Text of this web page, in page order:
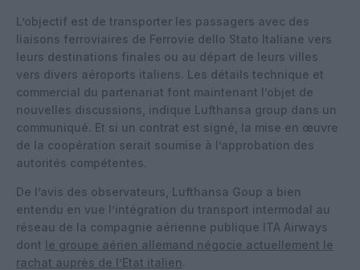
L’objectif est de transporter les passagers avec des
liaisons ferroviaires de Ferrovie dello Stato Italiane vers
leurs destinations finales ou au départ de leurs villes
vers divers aéroports italiens. Les détails technique et
commercial du partenariat font maintenant l’objet de
nouvelles discussions, indique Lufthansa group dans un
communiqué. Et si un contrat est signé, la mise en œuvre
de la coopération serait soumise à l’approbation des
autorités compétentes.
De l’avis des observateurs, Lufthansa Goup a bien
entendu en vue l’intégration du transport intermodal au
réseau de la compagnie aérienne publique ITA Airways
dont le groupe aérien allemand négocie actuellement le
rachat auprès de l’Etat italien.